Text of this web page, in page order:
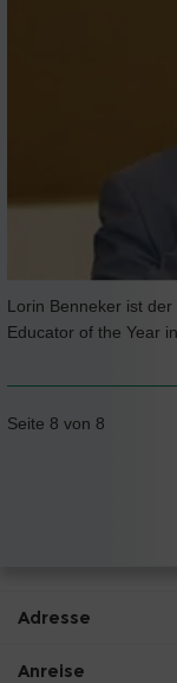
Lorin Benneker ist
Educator of the Year
Seite 8 von 8
Adresse
Anreise